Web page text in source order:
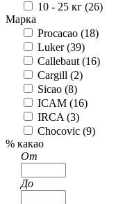
10 - 25 кг (26)
Марка
Procacao (18)
Luker (39)
Callebaut (16)
Cargill (2)
Sicao (8)
ICAM (16)
IRCA (3)
Chocovic (9)
% какао
От
До